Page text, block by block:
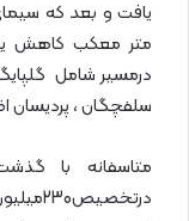
متر معکب کاهش
درمسیر شامل
سلفچگان ، پردیسان